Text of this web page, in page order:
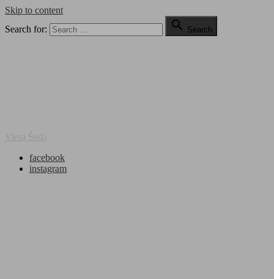
Skip to content
Search for:
 Search
facebook
instagram